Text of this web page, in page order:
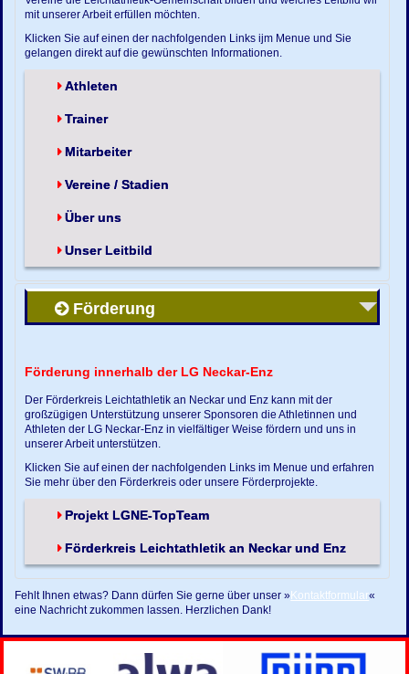
mit unserer Arbeit erfüllen möchten.
Klicken Sie auf einen der nachfolgenden Links ijm Menue und Sie
gelangen direkt auf die gewünschten Informationen.
Athleten
Trainer
Mitarbeiter
Vereine / Stadien
Über uns
Unser Leitbild
Förderung
Förderung innerhalb der LG Neckar-Enz
Der Förderkreis Leichtathletik an Neckar und Enz kann mit der
großzügigen Unterstützung unserer Sponsoren die Athletinnen und
Athleten der LG Neckar-Enz in vielfältiger Weise fördern und uns in
unserer Arbeit unterstützen.
Klicken Sie auf einen der nachfolgenden Links im Menue und erfahren
Sie mehr über den Förderkreis oder unsere Förderprojekte.
Projekt LGNE-TopTeam
Förderkreis Leichtathletik an Neckar und Enz
Fehlt Ihnen etwas? Dann dürfen Sie gerne über unser »Kontaktformular«
eine Nachricht zukommen lassen. Herzlichen Dank!